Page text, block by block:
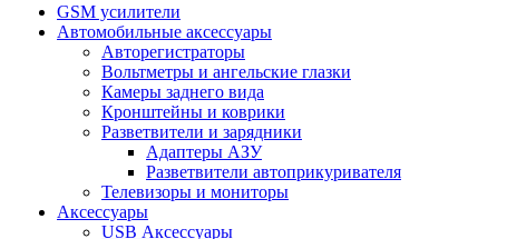
GSM усилители
Автомобильные аксессуары
Авторегистраторы
Вольтметры и ангельские глазки
Камеры заднего вида
Кронштейны и коврики
Разветвители и зарядники
Адаптеры АЗУ
Разветвители автоприкуривателя
Телевизоры и мониторы
Аксессуары
USB Аксессуары